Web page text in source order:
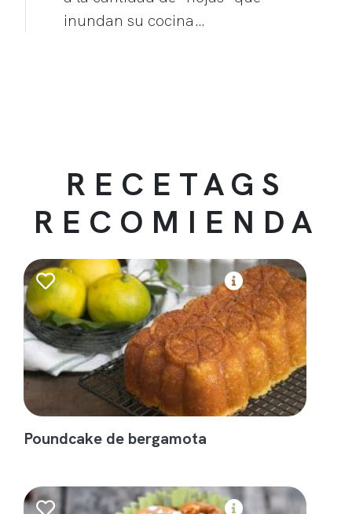
inundan su cocina…
RECETAGS
RECOMIENDA
Poundcake de bergamota